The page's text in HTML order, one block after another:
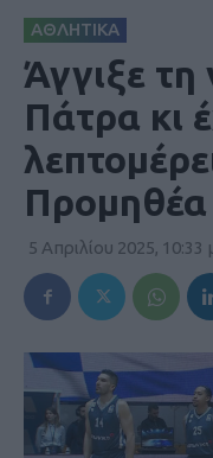
ΑΘΛΗΤΙΚΑ
Άγγιξε
Πάτρα κι
Προμηθέα
5 Απριλίου 2025, 10:33